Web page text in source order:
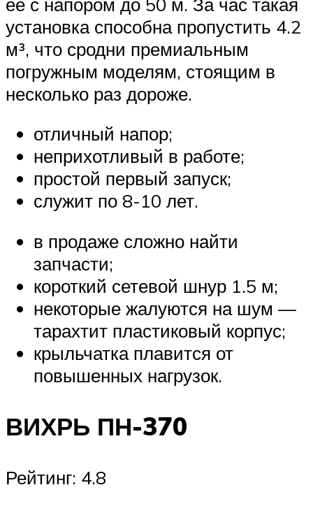
установка способна пропустить 4.2
м³, что сродни премиальным
погружным моделям, стоящим в
несколько раз дороже.
отличный напор;
неприхотливый в работе;
простой первый запуск;
служит по 8-10 лет.
в продаже сложно найти
запчасти;
короткий сетевой шнур 1.5 м;
некоторые жалуются на шум —
тарахтит пластиковый корпус;
крыльчатка плавится от
повышенных нагрузок.
ВИХРЬ ПН-370
Рейтинг: 4.8